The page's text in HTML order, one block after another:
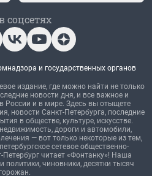
соцсетях
и государственных органов
издание, где можно найти не только
новости дня, и все важное и
России и в мире. Здесь вы отыщете
новости Санкт-Петербурга, последние
в обществе, культуре, искусстве.
дороги и автомобили,
— вот только некоторые из тем,
сетевое общественно-
Петербург читает «Фонтанку»! Наша
политики, чиновники, десятки тысяч
горожан.